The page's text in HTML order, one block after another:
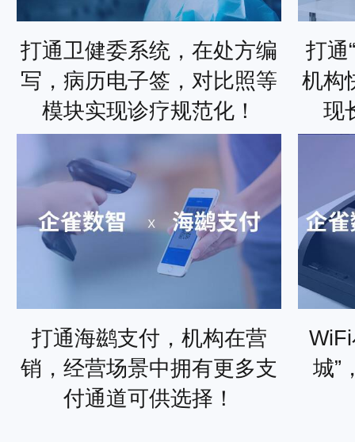
打通卫健委系统，在处方编
写，病历电子签，对比照等
模块实现诊疗规范化！
打通
机构
现
打通海鹚支付，机构在营
销，经营场景中拥有更多支
付通道可供选择！
城”